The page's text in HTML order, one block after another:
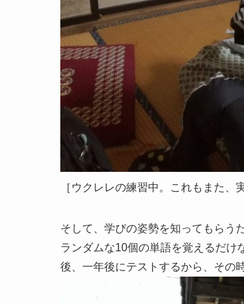
［ウクレレの練習中。これもまた、
そして、学びの姿勢を知ってもらう
ランダムな10個の単語を覚えるだけ
後、一年後にテストするから、その